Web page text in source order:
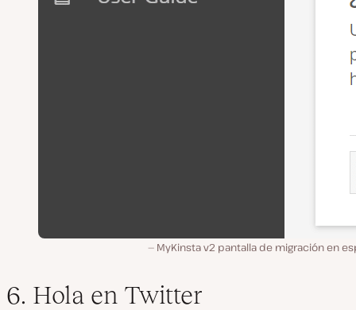
MyKinsta v2 pantalla de migración en
6. Hola en Twitter